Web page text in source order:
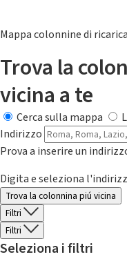
Mappa colonnine di
Trova la
vicina a te
Cerca sulla mappa
Indirizzo
Prova a inserire un
Digita e seleziona
Trova la colonnina piú vicina
Filtri
Filtri
Seleziona i filtri